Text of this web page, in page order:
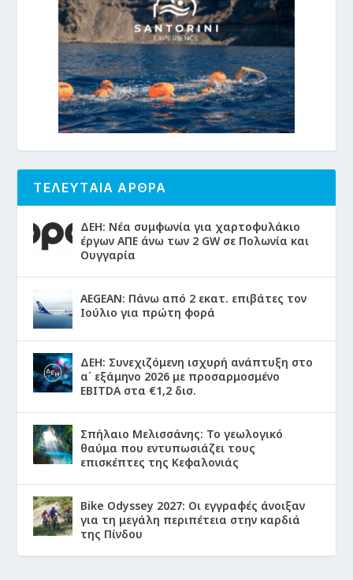
ΤΕΛΕΥΤΑΙΑ ΑΡΘΡΑ
ΔΕΗ: Νέα συμφωνία για χαρτοφυλάκιο
έργων ΑΠΕ άνω των 2 GW σε Πολωνία και
Ουγγαρία
AEGEAN: Πάνω από 2 εκατ. επιβάτες τον
Ιούλιο για πρώτη φορά
ΔΕΗ: Συνεχιζόμενη ισχυρή ανάπτυξη στο
α΄ εξάμηνο 2026 με προσαρμοσμένο
EBITDA στα €1,2 δισ.
Σπήλαιο Μελισσάνης: Το γεωλογικό
θαύμα που εντυπωσιάζει τους
επισκέπτες της Κεφαλονιάς
Bike Odyssey 2027: Οι εγγραφές άνοιξαν
για τη μεγάλη περιπέτεια στην καρδιά
της Πίνδου